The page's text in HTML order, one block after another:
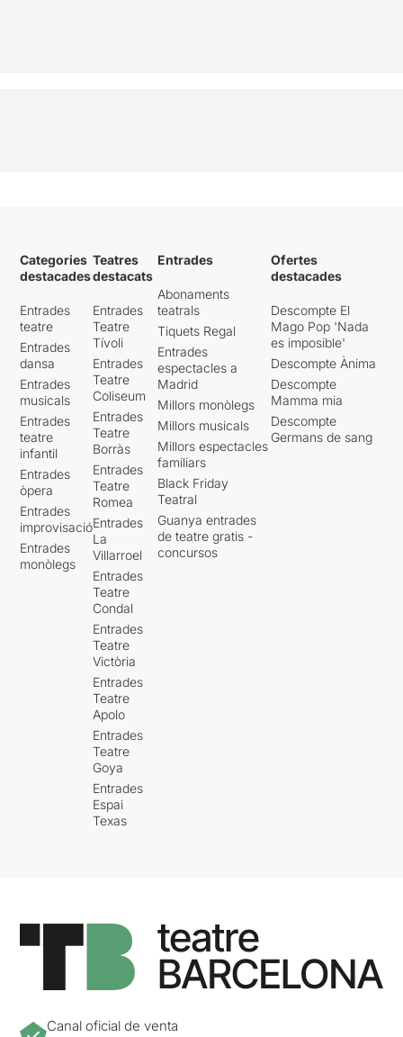
Categories
destacades
Entrades
teatre
Entrades
dansa
Entrades
musicals
Entrades
teatre
infantil
Entrades
òpera
Entrades
improvisació
Entrades
monòlegs
Teatres
destacats
Entrades
Teatre
Tívoli
Entrades
Teatre
Coliseum
Entrades
Teatre
Borràs
Entrades
Teatre
Romea
Entrades
La
Villarroel
Entrades
Teatre
Condal
Entrades
Teatre
Victòria
Entrades
Teatre
Apolo
Entrades
Teatre
Goya
Entrades
Espai
Texas
Entrades
Abonaments
teatrals
Tiquets Regal
Entrades
espectacles a
Madrid
Millors monòlegs
Millors musicals
Millors espectacles
familiars
Black Friday
Teatral
Guanya entrades
de teatre gratis -
concursos
Ofertes
destacades
Descompte El
Mago Pop 'Nada
es imposible'
Descompte Ànima
Descompte
Mamma mia
Descompte
Germans de sang
Canal oficial de venta